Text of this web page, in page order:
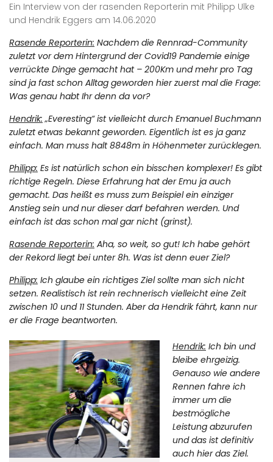
Ein Interview von der rasenden Reporterin mit Philipp Ulke
und Hendrik Eggers am 14.06.2020
Rasende Reporterin: Nachdem die Rennrad-Community
zuletzt vor dem Hintergrund der Covid19 Pandemie einige
verrückte Dinge gemacht hat – 200Km und mehr pro Tag
sind ja fast schon Alltag geworden hier zuerst mal die Frage:
Was genau habt Ihr denn da vor?
Hendrik: „Everesting“ ist vielleicht durch Emanuel Buchmann
zuletzt etwas bekannt geworden. Eigentlich ist es ja ganz
einfach. Man muss halt 8848m in Höhenmeter zurücklegen.
Philipp: Es ist natürlich schon ein bisschen komplexer! Es gibt
richtige Regeln. Diese Erfahrung hat der Emu ja auch
gemacht. Das heißt es muss zum Beispiel ein einziger
Anstieg sein und nur dieser darf befahren werden. Und
einfach ist das schon mal gar nicht (grinst).
Rasende Reporterin: Aha, so weit, so gut! Ich habe gehört
der Rekord liegt bei unter 8h. Was ist denn euer Ziel?
Philipp: Ich glaube ein richtiges Ziel sollte man sich nicht
setzen. Realistisch ist rein rechnerisch vielleicht eine Zeit
zwischen 10 und 11 Stunden. Aber da Hendrik fährt, kann nur
er die Frage beantworten.
Hendrik: Ich bin und
bleibe ehrgeizig.
Genauso wie andere
Rennen fahre ich
immer um die
bestmögliche
Leistung abzurufen
und das ist definitiv
auch hier das Ziel.